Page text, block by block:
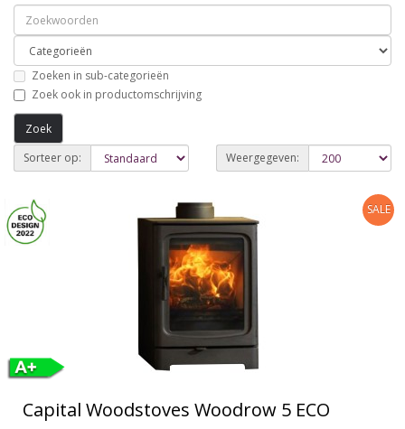
Zoeken in sub-categorieën
Zoek ook in productomschrijving
Sorteer op: Weergegeven:
SALE
Capital Woodstoves Woodrow 5 ECO